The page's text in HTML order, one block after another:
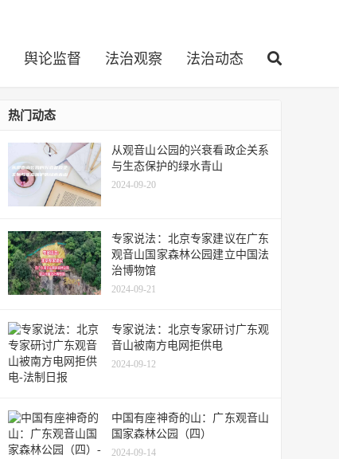
舆论监督 法治观察 法治动态
热门动态
从观音山公园的兴衰看政企关系
与生态保护的绿水青山
2024-09-20
专家说法：北京专家建议在广东
观音山国家森林公园建立中国法
治博物馆
2024-09-21
专家说法：北京专家研讨广东观
音山被南方电网拒供电
2024-09-12
中国有座神奇的山：广东观音山
国家森林公园（四）
2024-09-14